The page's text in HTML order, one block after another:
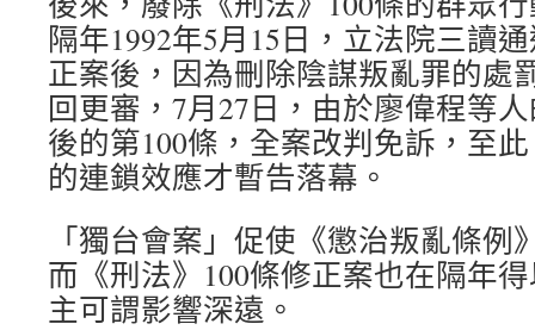
隔年1992年5月15日，立法院三讀
正案後，因為刪除陰謀叛亂罪的處
回更審，7月27日，由於廖偉程等
後的第100條，全案改判免訴，至
的連鎖效應才暫告落幕。
「獨台會案」促使《懲治叛亂條例
而《刑法》100條修正案也在隔年
主可謂影響深遠。